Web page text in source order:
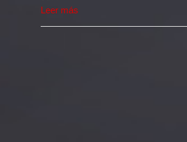
Leer más